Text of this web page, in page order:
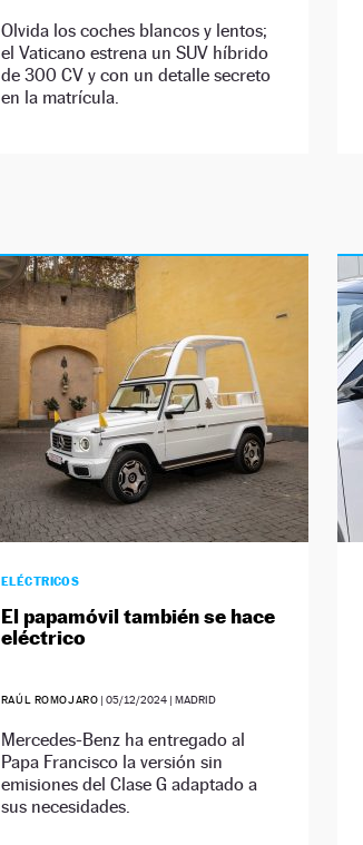
Olvida los coches blancos y lentos;
el Vaticano estrena un SUV híbrido
de 300 CV y con un detalle secreto
en la matrícula.
ELÉCTRICOS
El papamóvil también se hace
eléctrico
RAÚL ROMOJARO |05/12/2024 | MADRID
Mercedes-Benz ha entregado al
Papa Francisco la versión sin
emisiones del Clase G adaptado a
sus necesidades.